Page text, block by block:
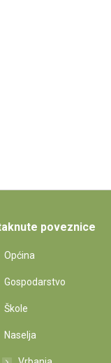
poveznice
Općina
Gospodarstvo
Škole
Naselja